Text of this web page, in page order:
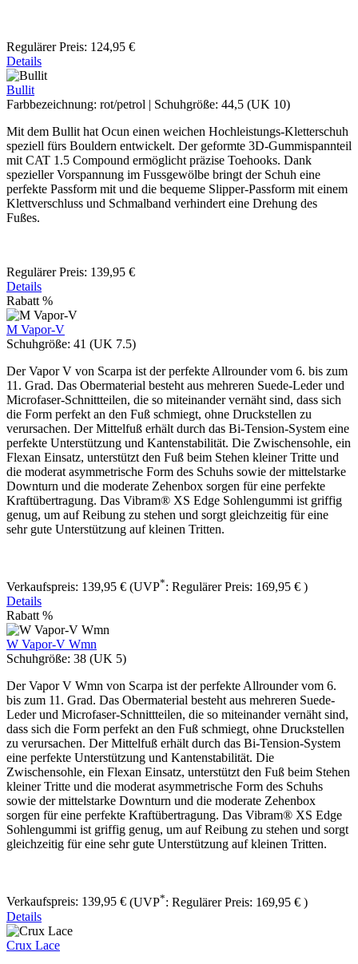
Regulärer Preis: 124,95 €
Details
Bullit
Farbbezeichnung: rot/petrol | Schuhgröße: 44,5 (UK 10)
Mit dem Bullit hat Ocun einen weichen Hochleistungs-Kletterschuh
speziell fürs Bouldern entwickelt. Der geformte 3D-Gummispannteil
mit CAT 1.5 Compound ermöglicht präzise Toehooks. Dank
spezieller Vorspannung im Fussgewölbe bringt der Schuh eine
perfekte Passform mit und die bequeme Slipper-Passform mit einem
Klettverschluss und Schmalband verhindert eine Drehung des
Fußes.
Regulärer Preis: 139,95 €
Details
Rabatt %
M Vapor-V
Schuhgröße: 41 (UK 7.5)
Der Vapor V von Scarpa ist der perfekte Allrounder vom 6. bis zum
11. Grad. Das Obermaterial besteht aus mehreren Suede-Leder und
Microfaser-Schnittteilen, die so miteinander vernäht sind, dass sich
die Form perfekt an den Fuß schmiegt, ohne Druckstellen zu
verursachen. Der Mittelfuß erhält durch das Bi-Tension-System eine
perfekte Unterstützung und Kantenstabilität. Die Zwischensohle, ein
Flexan Einsatz, unterstützt den Fuß beim Stehen kleiner Tritte und
die moderat asymmetrische Form des Schuhs sowie der mittelstarke
Downturn und die moderate Zehenbox sorgen für eine perfekte
Kraftübertragung. Das Vibram® XS Edge Sohlengummi ist griffig
genug, um auf Reibung zu stehen und sorgt gleichzeitig für eine
sehr gute Unterstützung auf kleinen Tritten.
Verkaufspreis: 139,95 € (UVP*: Regulärer Preis: 169,95 € )
Details
Rabatt %
W Vapor-V Wmn
Schuhgröße: 38 (UK 5)
Der Vapor V Wmn von Scarpa ist der perfekte Allrounder vom 6.
bis zum 11. Grad. Das Obermaterial besteht aus mehreren Suede-
Leder und Microfaser-Schnittteilen, die so miteinander vernäht sind,
dass sich die Form perfekt an den Fuß schmiegt, ohne Druckstellen
zu verursachen. Der Mittelfuß erhält durch das Bi-Tension-System
eine perfekte Unterstützung und Kantenstabilität. Die
Zwischensohle, ein Flexan Einsatz, unterstützt den Fuß beim Stehen
kleiner Tritte und die moderat asymmetrische Form des Schuhs
sowie der mittelstarke Downturn und die moderate Zehenbox
sorgen für eine perfekte Kraftübertragung. Das Vibram® XS Edge
Sohlengummi ist griffig genug, um auf Reibung zu stehen und sorgt
gleichzeitig für eine sehr gute Unterstützung auf kleinen Tritten.
Verkaufspreis: 139,95 € (UVP*: Regulärer Preis: 169,95 € )
Details
Crux Lace